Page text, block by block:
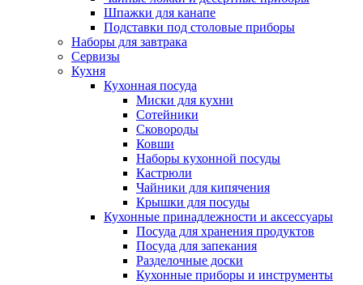
Шпажки для канапе
Подставки под столовые приборы
Наборы для завтрака
Сервизы
Кухня
Кухонная посуда
Миски для кухни
Сотейники
Сковороды
Ковши
Наборы кухонной посуды
Кастрюли
Чайники для кипячения
Крышки для посуды
Кухонные принадлежности и аксессуары
Посуда для хранения продуктов
Посуда для запекания
Разделочные доски
Кухонные приборы и инструменты